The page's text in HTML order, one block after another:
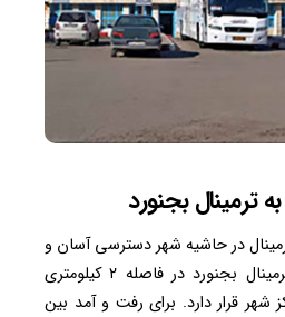
ترمینال بجنورد
در حاشیه شهر دسترسی آسان و
راحت به آن می باشد. ترمینال بجنورد در فاصله ۲ کیلومتری
مرکز شهر قرار دارد. برای رفت و آمد بین